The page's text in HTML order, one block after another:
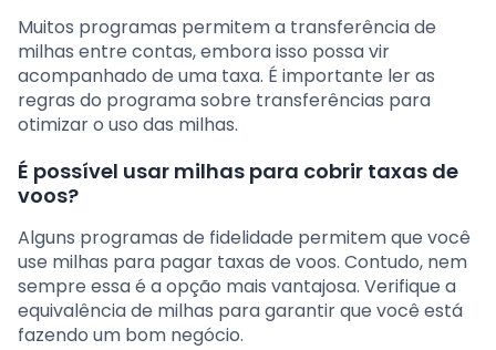
Muitos programas permitem a transferência de
milhas entre contas, embora isso possa vir
acompanhado de uma taxa. É importante ler as
regras do programa sobre transferências para
otimizar o uso das milhas.
É possível usar milhas para cobrir taxas de
voos?
Alguns programas de fidelidade permitem que você
use milhas para pagar taxas de voos. Contudo, nem
sempre essa é a opção mais vantajosa. Verifique a
equivalência de milhas para garantir que você está
fazendo um bom negócio.